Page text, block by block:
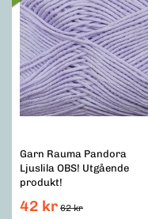
Garn Rauma Pandora
Ljuslila OBS! Utgående
produkt!
42 kr 62 kr